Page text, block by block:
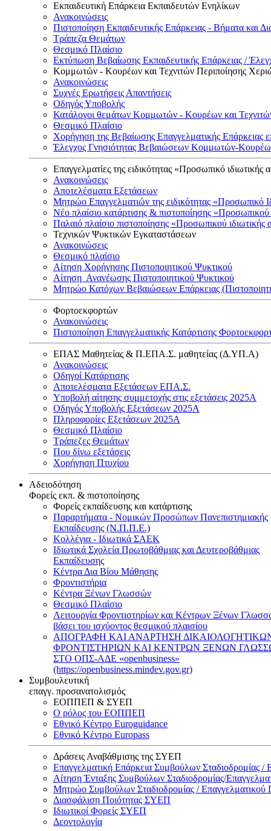
Εκπαιδευτική Επάρκεια Εκπαιδευτών Ενηλίκων
Ανακοινώσεις
Πιστοποίηση Εκπαιδευτικής Επάρκειας - Βήματα και
Τράπεζα Θεμάτων
Θεσμικό Πλαίσιο
Εκτύπωση Βεβαίωσης Εκπαιδευτικής Επάρκειας /
Κομμωτών - Κουρέων και Τεχνιτών Περιποίησης
Ανακοινώσεις
Συχνές Ερωτήσεις Απαντήσεις
Οδηγός Υποβολής
Κατάλογοι θεμάτων Κομμωτών - Κουρέων και
Θεσμικό Πλαίσιο
Χορήγηση της Βεβαίωσης Επαγγελματικής
Έλεγχος Γνησιότητας Βεβαιώσεων Κομμωτών-
Επαγγελματίες της ειδικότητας «Προσωπικό ιδιωτικής
Ανακοινώσεις
Αποτελέσματα Εξετάσεων
Μητρώο Επαγγελματιών της ειδικότητας «Προσωπικό
Νέο πλαίσιο κατάρτισης & πιστοποίησης «Προσωπικού
Παλαιό πλαίσιο πιστοποίησης «Προσωπικού
Τεχνικών Ψυκτικών Εγκαταστάσεων
Ανακοινώσεις
Θεσμικό πλαίσιο
Αίτηση Χορήγησης Πιστοποιητικού Ψυκτικού
Αίτηση Ανανέωσης Πιστοποιητικού Ψυκτικού
Μητρώο Κατόχων Βεβαιώσεων Επάρκειας
Φορτοεκφορτών
Ανακοινώσεις
Πιστοποίηση Επαγγελματικής Κατάρτισης
ΕΠΑΣ Μαθητείας & Π.ΕΠΑ.Σ. μαθητείας (Δ.ΥΠ.Α)
Ανακοινώσεις
Oδηγοί Κατάρτισης
Αποτελέσματα Εξετάσεων ΕΠΑ.Σ.
Υποβολή αίτησης συμμετοχής στις εξετάσεις 2025Α
Οδηγός Υποβολής Εξετάσεων 2025A
Πληροφορίες Εξετάσεων 2025Α
Θεσμικό Πλαίσιο
Τράπεζες Θεμάτων
Που δίνω εξετάσεις
Χορήγηση Πτυχίου
Αδειοδότηση
Φορείς εκπ. & πιστοποίησης
Φορείς εκπαίδευσης και κατάρτισης
Παραρτήματα - Νομικών Προσώπων Πανεπιστημιακής
Εκπαίδευσης (Ν.Π.Π.Ε.)
Κολλέγια - Ιδιωτικά ΣΑΕΚ
Ιδιωτικά Σχολεία Πρωτοβάθμιας και Δευτεροβάθμιας
Εκπαίδευσης
Κέντρα Δια Βίου Μάθησης
Φροντιστήρια
Κέντρα Ξένων Γλωσσών
Θεσμικό Πλαίσιο
Λειτουργία Φροντιστηρίων και Κέντρων Ξένων
βάσει του ισχύοντος θεσμικού πλαισίου
ΑΠΟΓΡΑΦΗ ΚΑΙ ΑΝΑΡΤΗΣΗ
ΦΡΟΝΤΙΣΤΗΡΙΩΝ ΚΑΙ ΚΕΝΤΡΩΝ ΞΕΝΩΝ
ΣΤΟ ΟΠΣ-ΑΔΕ «openbusiness»
(https://openbusiness.mindev.gov.gr)
Συμβουλευτική
επαγγ. προσανατολισμός
ΕΟΠΠΕΠ & ΣΥΕΠ
Ο ρόλος του ΕΟΠΠΕΠ
Εθνικό Κέντρο Euroguidance
Εθνικό Κέντρο Europass
Δράσεις Αναβάθμισης της ΣΥΕΠ
Επαγγελματική Επάρκεια Συμβούλων Σταδιοδρομίας /
Αίτηση Ένταξης Συμβούλων Σταδιοδρομίας/
Μητρώο Συμβούλων Σταδιοδρομίας / Επαγγελματικού
Διασφάλιση Ποιότητας ΣΥΕΠ
Ιδιωτικοί Φορείς ΣΥΕΠ
Δεοντολογία